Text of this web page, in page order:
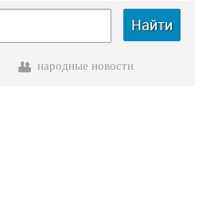
Найти
народные новости